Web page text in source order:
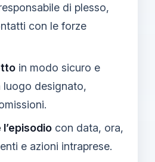
di plesso,
con le forze
in modo sicuro e
luogo designato,
con data, ora,
e azioni intraprese.